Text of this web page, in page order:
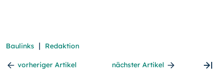
Baulinks | Redaktion
vorheriger Artikel nächster Artikel